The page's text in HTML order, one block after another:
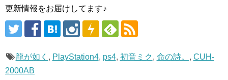
更新情報をお届けしてます♪
龍が如く , PlayStation4, ps4, 初音ミク , 命の詩。 , CUH-
2000AB